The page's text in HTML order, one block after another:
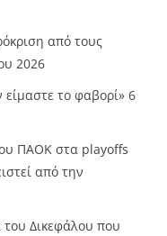
από τους
2026
το φαβορί» 6
ΠΑΟΚ στα playoffs
από την
Δικεφάλου που